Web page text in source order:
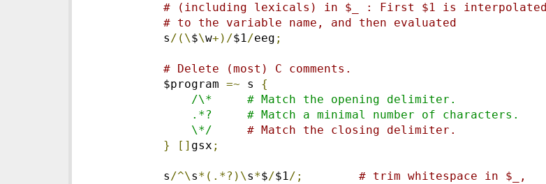
# (including lexicals) in $_ : First $1 is interpolated
# to the variable name, and then evaluated
s/(\$\w+)/$1/eeg ;
# Delete (most) C comments.
$program =~ s {
/\*     # Match the opening delimiter.
.*?     # Match a minimal number of characters.
\*/
# Match the closing delimiter.
}
[] gsx ;
s/^\s*(.*?)\s*$/$1/;
# trim whitespace in $_,